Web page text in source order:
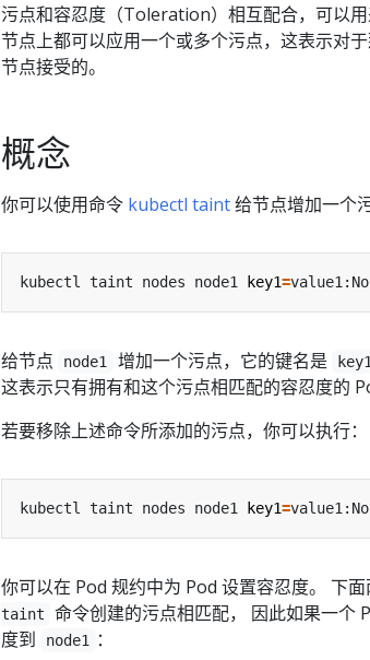
污点和容忍度（Toleration）相互配合，可以
节点上都可以应用一个或多个污点，这表示对
节点接受的。
概念
你可以使用命令 kubectl taint给节点增加一个
kubectl taint nodes node1 key1=
给节点 node1 增加一个污点，它的键名是 key1
这表示只有拥有和这个污点相匹配的容忍度的
若要移除上述命令所添加的污点，你可以执行：
kubectl taint nodes node1 key1=
你可以在 Pod 规约中为 Pod 设置容忍度。 下
taint
命令创建的污点相匹配， 因此如果一个
度到
node1 ：